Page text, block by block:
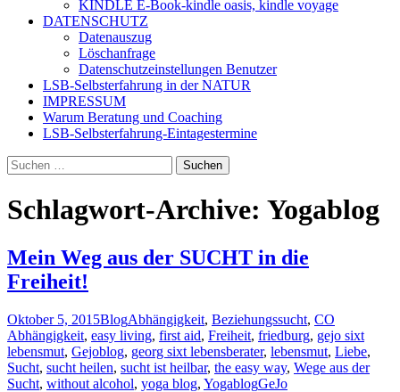
KINDLE E-Book-kindle oasis, kindle voyage
DATENSCHUTZ
Datenauszug
Löschanfrage
Datenschutzeinstellungen Benutzer
LSB-Selbsterfahrung in der NATUR
IMPRESSUM
Warum Beratung und Coaching
LSB-Selbsterfahrung-Eintagestermine
Suchen
nach:
Schlagwort-Archive: Yogablog
Mein Weg aus der SUCHT in die
Freiheit!
Oktober 5, 2015BlogAbhängigkeit, Beziehungssucht, CO
Abhängigkeit, easy living, first aid, Freiheit, friedburg, gejo sixt
lebensmut, Gejoblog, georg sixt lebensberater, lebensmut, Liebe,
Sucht, sucht heilen, sucht ist heilbar, the easy way, Wege aus der
Sucht, without alcohol, yoga blog, YogablogGeJo